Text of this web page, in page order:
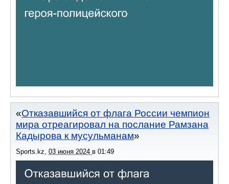
Отказавшийся от флага России чемпион
мира отреагировал на послание Рамзана
Кадырова к мусульманам
Sports.kz 03 июня 2024 в 01:49